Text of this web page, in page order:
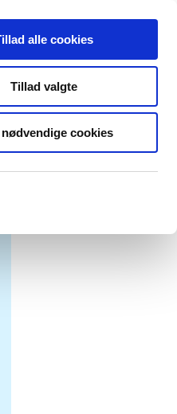
alle cookies
Tillad valgte
cookies